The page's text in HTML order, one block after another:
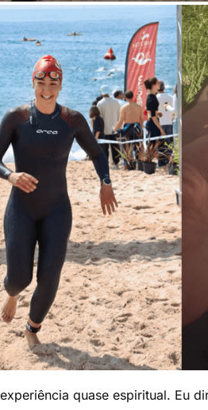
quase espiritual. Eu